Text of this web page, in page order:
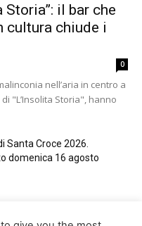
Storia”: il bar che
chiude i
0
nell’aria in centro a
"L’Insolita Storia", hanno
Santa Croce 2026.
domenica 16 agosto
omaggio ai cugini